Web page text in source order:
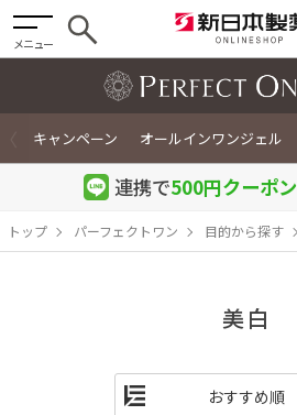
メニュー
キャンペーン オールインワンジェル
連携で500円クーポン
トップ パーフェクトワン 目的から探す
美白